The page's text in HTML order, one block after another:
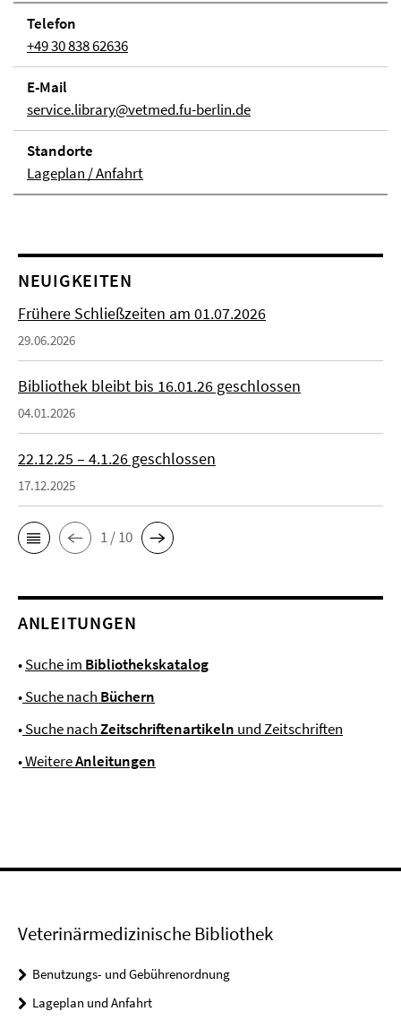
Telefon
+49 30 838 62636
E-Mail
service.library@vetmed.fu-berlin.de
Stand­orte
Lageplan / Anfahrt
NEUIGKEITEN
Frühere Schließzeiten am 01.07.2026
29.06.2026
Bibliothek bleibt bis 16.01.26 geschlossen
04.01.2026
22.12.25 – 4.1.26 geschlossen
17.12.2025
1 / 10
ANLEITUNGEN
•Suche im Bibliothekskatalog
•Suche nach Büchern
•Suche nachZeitschriftenartikeln und Zeitschriften
•WeitereAnleitungen
Veterinärmedizinische Bibliothek
Benutzungs- und Gebührenordnung
Lageplan und Anfahrt